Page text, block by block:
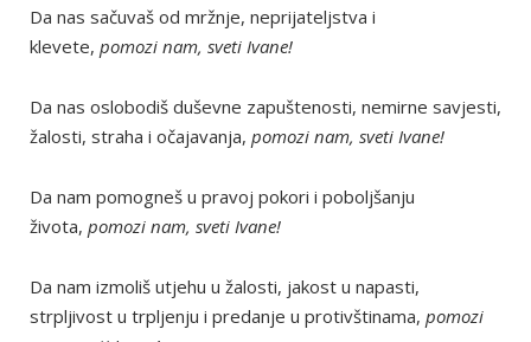
Da nas sačuvaš od mržnje, neprijateljstva i
klevete, pomozi nam, sveti Ivane!
Da nas oslobodiš duševne zapuštenosti, nemirne savjesti,
žalosti, straha i očajavanja, pomozi nam, sveti Ivane!
Da nam pomogneš u pravoj pokori i poboljšanju
života, pomozi nam, sveti Ivane!
Da nam izmoliš utjehu u žalosti, jakost u napasti,
strpljivost u trpljenju i predanje u protivštinama, pomozi